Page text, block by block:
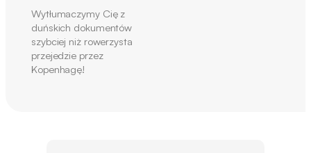
Wytłumaczymy Cię z
duńskich dokumentów
szybciej niż rowerzysta
przejedzie przez
Kopenhagę!